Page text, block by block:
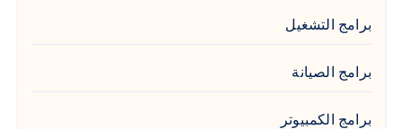
برامج التشغيل
برامج الصيانة
برامج الكمبيوتر